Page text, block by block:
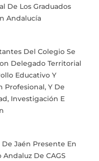
De Los Graduados
Andalucía
Del Colegio Se
Delegado Territorial
Educativo Y
Profesional, Y De
Investigación E
De Jaén Presente En
Andaluz De CAGS